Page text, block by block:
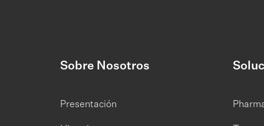
Sobre Nosotros
Presentación